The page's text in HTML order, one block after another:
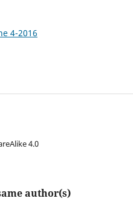
4-2016
4.0
author(s)